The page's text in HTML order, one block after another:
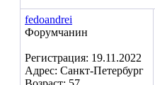
fedoandrei
Форумчанин
Регистрация: 19.11.2022
Адрес: Санкт-Петербург